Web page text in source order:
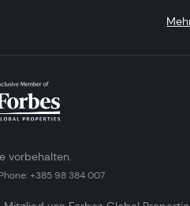
vorbehalten.
Phone: +385 98 384 007